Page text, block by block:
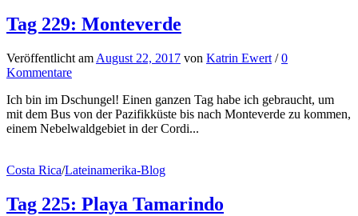
Tag 229: Monteverde
Veröffentlicht am August 22, 2017 von Katrin Ewert /0
Kommentare
Ich bin im Dschungel! Einen ganzen Tag habe ich gebraucht, um
mit dem Bus von der Pazifikküste bis nach Monteverde zu kommen,
einem Nebelwaldgebiet in der Cordi...
Costa Rica/Lateinamerika-Blog
Tag 225: Playa Tamarindo